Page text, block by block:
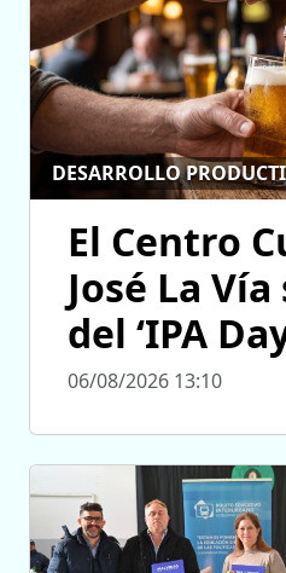
DESARROLLO
El Centro
José La
del ‘IPA
06/08/2026 13:10